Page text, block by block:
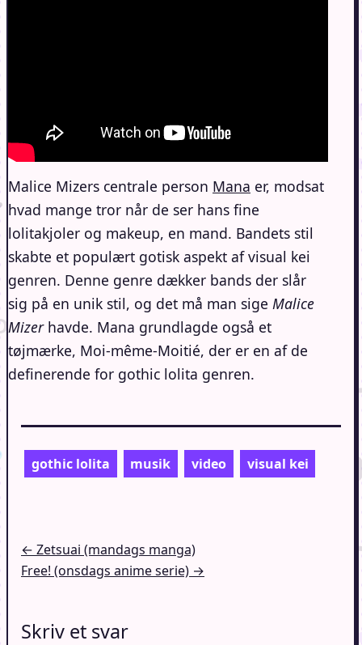
Malice Mizers centrale person Mana er, modsat
hvad mange tror når de ser hans fine
lolitakjoler og makeup, en mand. Bandets stil
skabte et populært gotisk aspekt af visual kei
genren. Denne genre dækker bands der slår
sig på en unik stil, og det må man sige Malice
Mizer havde. Mana grundlagde også et
tøjmærke, Moi-même-Moitié, der er en af de
definerende for gothic lolita genren.
gothic lolita musik video visual kei
Indlægsnavigation
← Zetsuai (mandags manga)
Free! (onsdags anime serie) →
Skriv et svar